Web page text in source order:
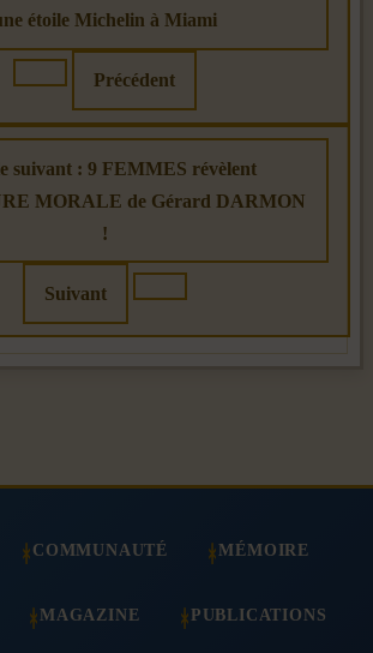
étoile Michelin à Miami
Précédent
suivant : 9 FEMMES révèlent
MORALE de Gérard DARMON
!
Suivant
COMMUNAUTÉ MÉMOIRE
MAGAZINE PUBLICATIONS